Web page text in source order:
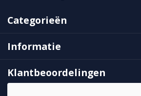
Categorieën
Informatie
Klantbeoordelingen